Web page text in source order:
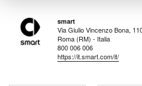
smart
Via Giulio Vincenzo Bona,
Roma (RM) - Italia
800 006 006
https://it.smart.com/it/